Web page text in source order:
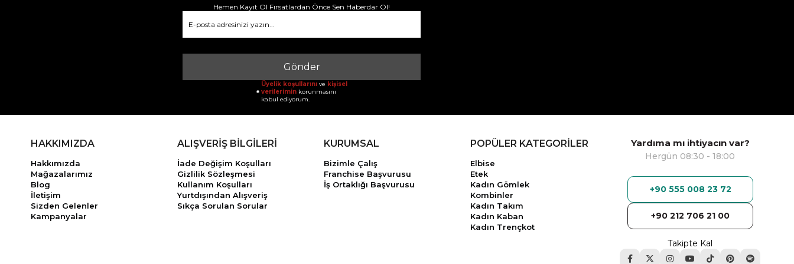
Hemen Kayıt Ol Fırsatlardan Önce Sen Haberdar Ol!
Gönder
Üyelik koşullarını ve kişisel
verilerimin korunmasını
kabul ediyorum.
HAKKIMIZDA
Hakkımızda
Mağazalarımız
Blog
İletişim
Sizden Gelenler
Kampanyalar
ALIŞVERİŞ BİLGİLERİ
İade Değişim Koşulları
Gizlilik Sözleşmesi
Kullanım Koşulları
Yurtdışından Alışveriş
Sıkça Sorulan Sorular
KURUMSAL
Bizimle Çalış
Franchise Başvurusu
İş Ortaklığı Başvurusu
POPÜLER KATEGORİLER
Elbise
Etek
Kadın Gömlek
Kombinler
Kadın Takım
Kadın Kaban
Kadın Trençkot
Yardıma mı ihtiyacın var?
Hergün 08:30 - 18:00
+90 555 008 23 72
+90 212 706 21 00
Takipte Kal